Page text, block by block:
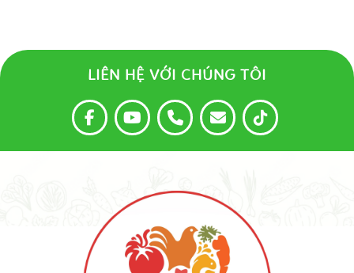
LIÊN HỆ VỚI CHÚNG TÔI